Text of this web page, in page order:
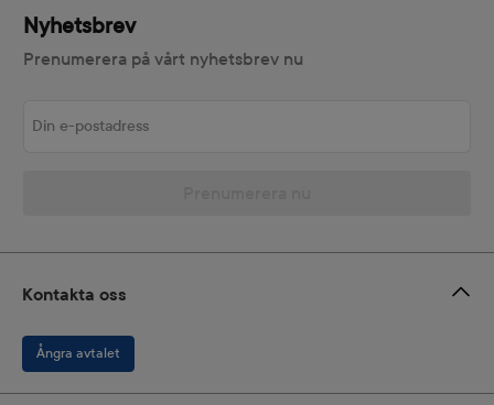
Nyhetsbrev
Prenumerera på vårt nyhetsbrev nu
Kontakta oss
Ångra avtalet